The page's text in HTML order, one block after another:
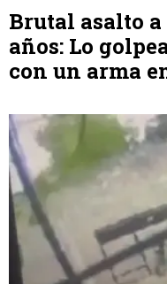
Brutal asalto
años: Lo
con un arma